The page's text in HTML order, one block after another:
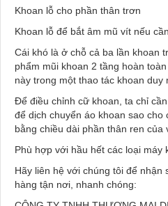
Khoan lỗ cho phần thân trơn
Khoan lỗ để bắt âm mũ vít nếu cần
Cái khó là ở chỗ cả ba lần khoan
phẩm mũi khoan 2 tầng hoàn
này trong một thao tác khoan duy
Để điều chỉnh cữ khoan, ta chỉ
để dịch chuyển áo khoan sao cho
bằng chiều dài phần thân ren của
Phù hợp với hầu hết các loại máy
Hãy liên hệ với chúng tôi để
hàng tận nơi, nhanh chóng: